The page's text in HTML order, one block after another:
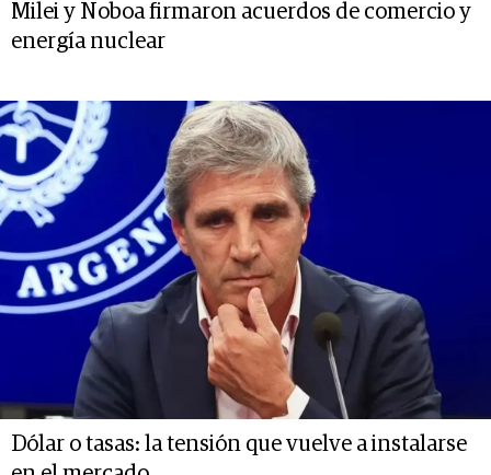
Milei y Noboa firmaron acuerdos de comercio y
energía nuclear
Dólar o tasas: la tensión que vuelve a instalarse